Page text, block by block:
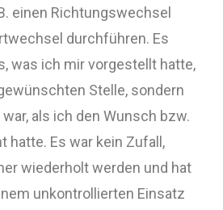
einen Richtungswechsel
durchführen. Es
was ich mir vorgestellt hatte,
Stelle, sondern
als ich den Wunsch bzw.
hatte. Es war kein Zufall,
wiederholt werden und hat
unkontrollierten Einsatz